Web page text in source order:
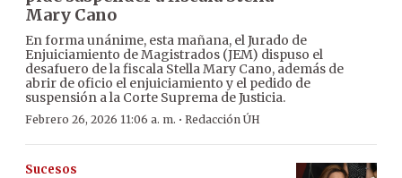
Mary Cano
En forma unánime, esta mañana, el Jurado de
Enjuiciamiento de Magistrados (JEM) dispuso el
desafuero de la fiscala Stella Mary Cano, además de
abrir de oficio el enjuiciamiento y el pedido de
suspensión a la Corte Suprema de Justicia.
Febrero 26, 2026 11:06 a. m. · Redacción ÚH
Sucesos